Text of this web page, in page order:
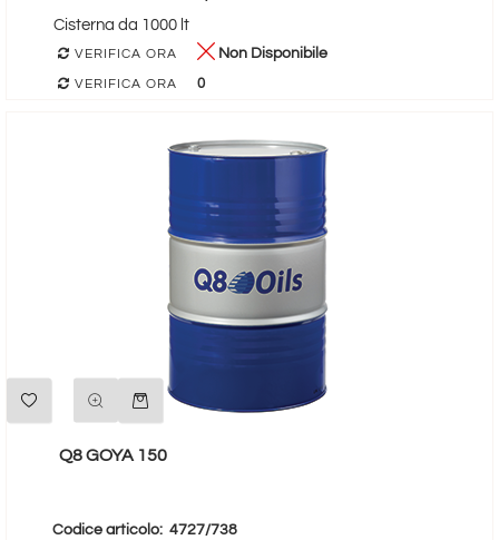
Cisterna da 1000 lt
VERIFICA ORA Non Disponibile
VERIFICA ORA 0
Quantità
Q8 GOYA 150
Codice articolo: 4727/738